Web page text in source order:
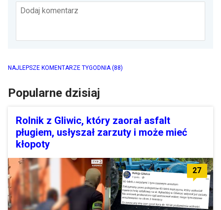
Dodaj komentarz
NAJLEPSZE KOMENTARZE TYGODNIA (88)
Popularne dzisiaj
Rolnik z Gliwic, który zaorał asfalt
pługiem, usłyszał zarzuty i może mieć
kłopoty
27